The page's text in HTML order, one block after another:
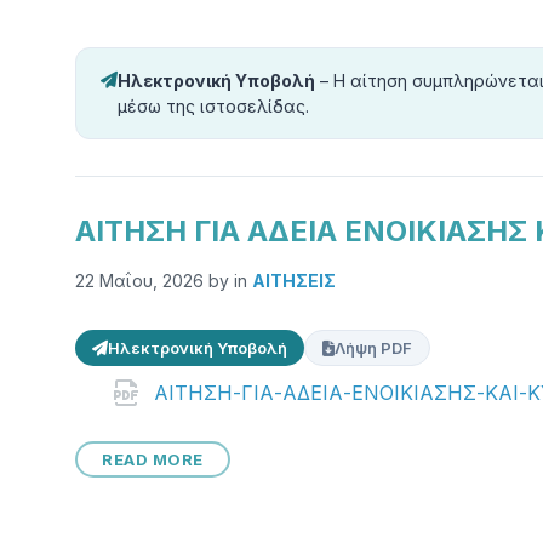
Ηλεκτρονική Υποβολή – Η αίτηση
μέσω της ιστοσελίδας.
ΑΙΤΗΣΗ ΓΙΑ ΑΔΕΙΑ
22 Μαΐου, 2026 by in ΑΙΤΗΣΕΙΣ
Ηλεκτρονική Υποβολή Λήψη PDF
Attachments
ΑΙΤΗΣΗ-ΓΙΑ-ΑΔΕΙΑ-ΕΝΟΙΚΙΑΣΗΣ-
READ MORE